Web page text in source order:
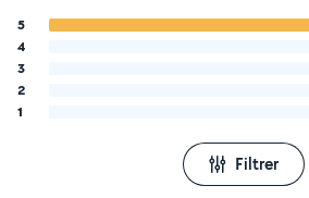
5
4
3
2
1
Filtrer